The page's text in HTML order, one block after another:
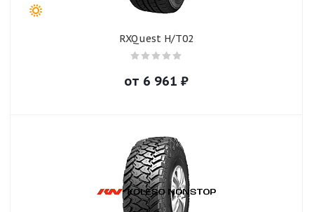
RXQuest H/T02
от 6 961 ₽